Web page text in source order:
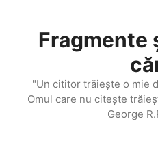
conținutFragmente
"Un cititor trăieşte o mie
Omul care nu citeşte
George